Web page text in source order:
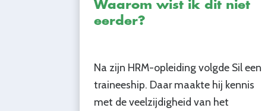
Waarom wist ik dit niet
eerder?
Na zijn HRM-opleiding volgde Sil een
traineeship. Daar maakte hij kennis
met de veelzijdigheid van het